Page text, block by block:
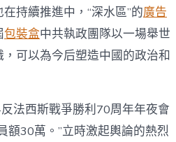
持續推進中，“深水區”的廣告
包裝盒中共執政團隊以一場舉世
可以為今后塑造中國的政治和
法西斯戰爭勝利70周年年夜會
額30萬。”立時激起輿論的熱烈